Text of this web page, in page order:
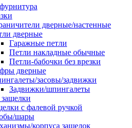
дверные/настенные
дверные
Гаражные петли
Петли накладные обычные
Петли-бабочки без врезки
дверные
засовы/задвижки
Задвижки/шпингалеты
с фалевой ручкой
шары
корпуса защелок